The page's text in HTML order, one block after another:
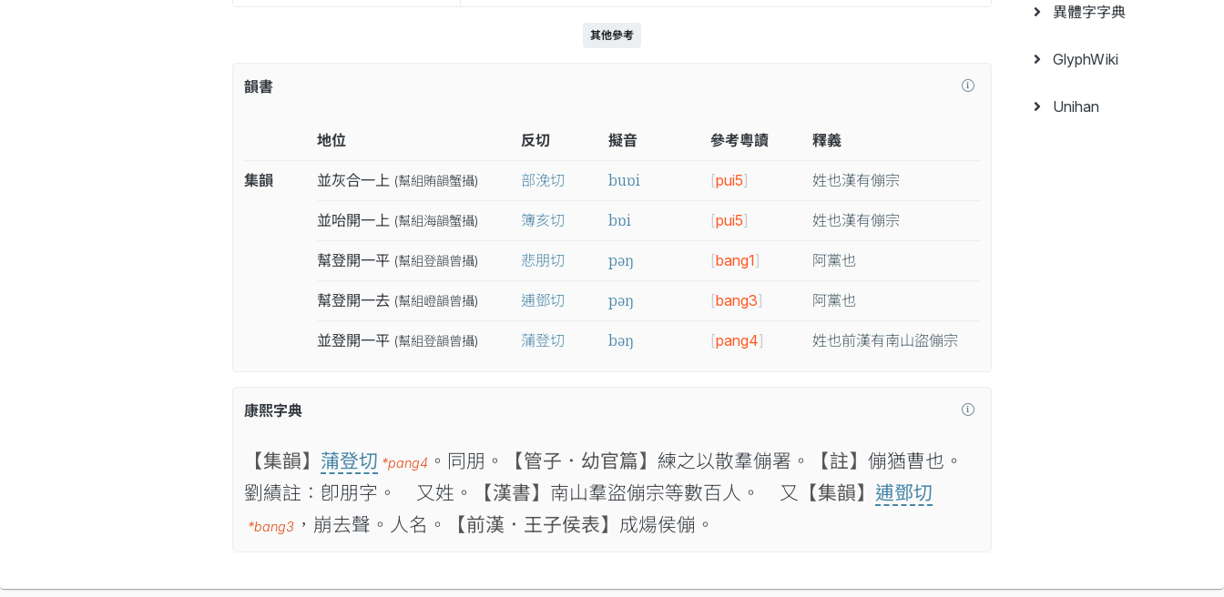
其他參考
韻書
地位 反切 擬音 參考粵讀 釋義
集韻 並灰合一上 (幫組賄韻蟹攝) 部浼切 buɒi [pui5] 姓也漢有傰宗
並咍開一上 (幫組海韻蟹攝) 簿亥切 bɒi [pui5] 姓也漢有傰宗
幫登開一平 (幫組登韻曾攝) 悲朋切 pəŋ [bang1] 阿黨也
幫登開一去 (幫組嶝韻曾攝) 逋鄧切 pəŋ [bang3] 阿黨也
並登開一平 (幫組登韻曾攝) 蒲登切 bəŋ [pang4] 姓也前漢有南山盜傰宗
康熙字典
【集韻】 蒲登切 *pang4 。同朋。 【管子．幼官篇】 練之以散羣傰署。 【註】 傰猶曹也。
劉績註：卽朋字。 又姓。
【漢書】 南山羣盜傰宗等數百人。 又 【集韻】 逋鄧切
*bang3 ，崩去聲。人名。 【前漢．王子侯表】 成煬侯傰。
異體字字典
GlyphWiki
Unihan